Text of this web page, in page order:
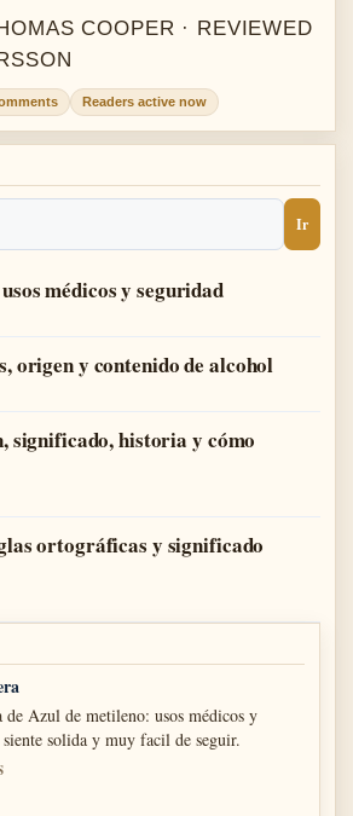
COOPER · REVIEWED
Readers active now
Ir
médicos y seguridad
origen y contenido de alcohol
significado, historia y cómo
ortográficas y significado
de Azul de metileno: usos médicos y
siente solida y muy facil de seguir.